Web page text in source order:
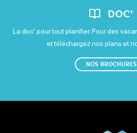
DOC'
La doc’ pour tout planifier. Pour des
et téléchargez nos plans et
NOS BROCHURES